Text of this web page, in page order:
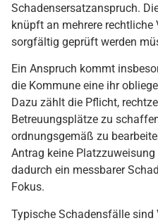
Schadensersatzanspruch.
knüpft an mehrere rechtliche
sorgfältig geprüft werden
Ein Anspruch kommt
die Kommune eine ihr
Dazu zählt die Pflicht,
Betreuungsplätze zu
ordnungsgemäß zu
Antrag keine
dadurch ein messbarer
Fokus.
Typische Schadensfälle